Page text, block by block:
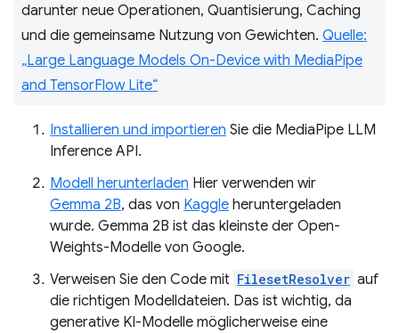
darunter neue Operationen, Quantisierung, Caching
und die gemeinsame Nutzung von Gewichten. Quelle:
„Large Language Models On-Device with MediaPipe
and TensorFlow Lite“
Installieren und importieren Sie die MediaPipe LLM
Inference API.
Modell herunterladen Hier verwenden wir
Gemma 2B, das von Kaggle heruntergeladen
wurde. Gemma 2B ist das kleinste der Open-
Weights-Modelle von Google.
Verweisen Sie den Code mit FilesetResolver auf
die richtigen Modelldateien. Das ist wichtig, da
generative KI-Modelle möglicherweise eine